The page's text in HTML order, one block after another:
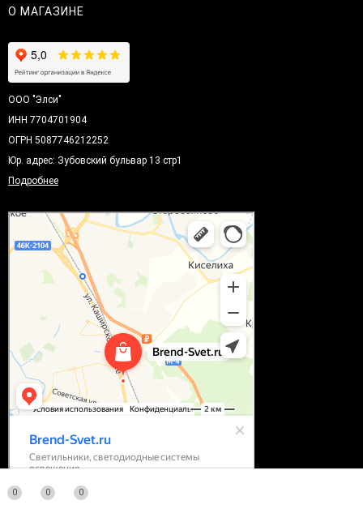
О МАГАЗИНЕ
ООО "Элси"
ИНН 7704701904
ОГРН 5087746212252
Юр. адрес: Зубовский бульвар 13 стр1
Подробнее
0 0 0